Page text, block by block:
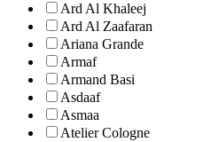
Ard Al Khaleej
Ard Al Zaafaran
Ariana Grande
Armaf
Armand Basi
Asdaaf
Asmaa
Atelier Cologne